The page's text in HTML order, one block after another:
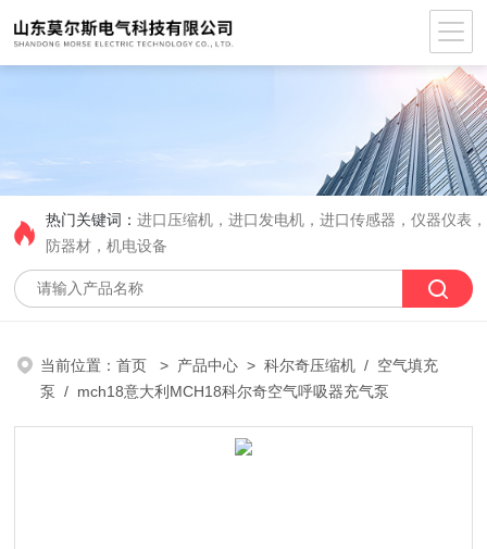
热门关键词：进口压缩机，进口发电机，进口传感器，仪器仪表
防器材，机电设备
当前位置：首页 > 产品中心 >科尔奇压缩机 / 空气填充
泵 / mch18意大利MCH18科尔奇空气呼吸器充气泵